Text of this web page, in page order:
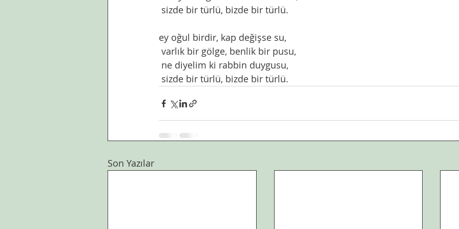
sizde bir türlü, bizde bir türlü.
ey oğul birdir, kap değişse su,
varlık bir gölge, benlik bir pusu,
ne diyelim ki rabbin duygusu,
sizde bir türlü, bizde bir türlü.
Son Yazılar